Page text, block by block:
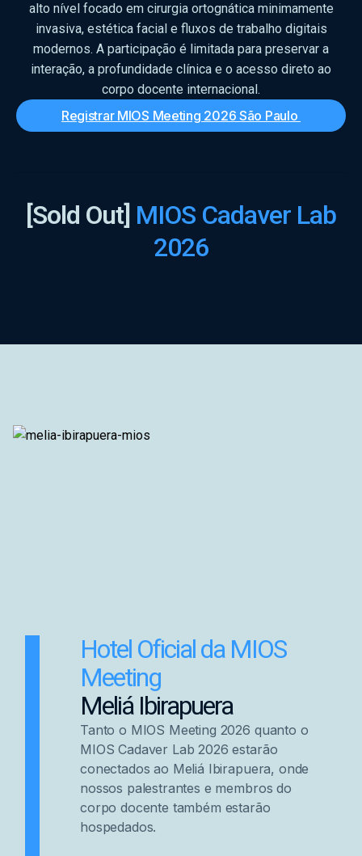
alto nível focado em cirurgia ortognática minimamente
invasiva, estética facial e fluxos de trabalho digitais
modernos. A participação é limitada para preservar a
interação, a profundidade clínica e o acesso direto ao
corpo docente internacional.
Registrar MIOS Meeting 2026 São Paulo
[Sold Out] MIOS Cadaver Lab
2026
Hotel Oficial da MIOS
Meeting
Meliá Ibirapuera
Tanto o MIOS Meeting 2026 quanto o
MIOS Cadaver Lab 2026 estarão
conectados ao Meliá Ibirapuera, onde
nossos palestrantes e membros do
corpo docente também estarão
hospedados.